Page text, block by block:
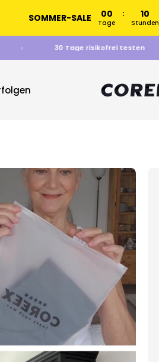
SOMMER-SALE 00
Tage
: 10
Stunden
30 Tage risikofrei testen
COREEX